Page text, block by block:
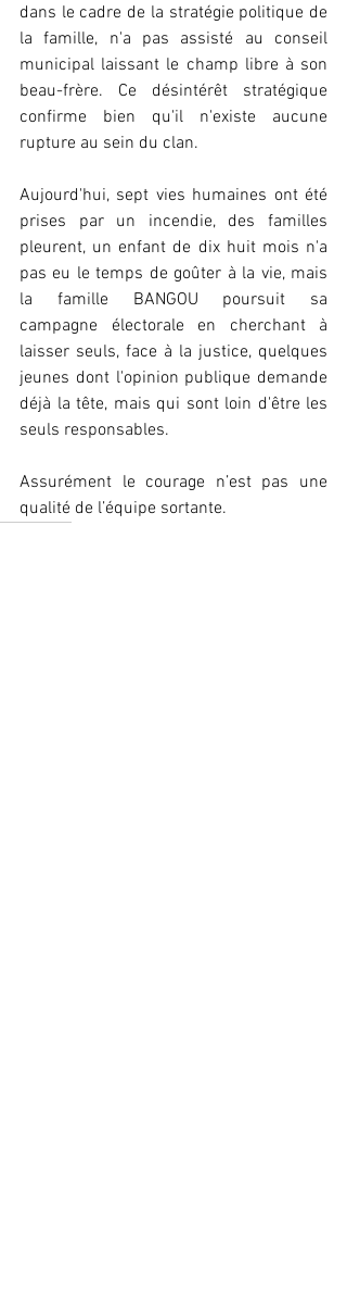
dans le cadre de la stratégie politique de
la famille, n'a pas assisté au conseil
municipal laissant le champ libre à son
beau-frère. Ce désintérêt stratégique
confirme bien qu'il n'existe aucune
rupture au sein du clan.
Aujourd'hui, sept vies humaines ont été
prises par un incendie, des familles
pleurent, un enfant de dix huit mois n'a
pas eu le temps de goûter à la vie, mais
la famille BANGOU poursuit sa
campagne électorale en cherchant à
laisser seuls, face à la justice, quelques
jeunes dont l'opinion publique demande
déjà la tête, mais qui sont loin d'être les
seuls responsables.
Assurément le courage n’est pas une
qualité de l’équipe sortante.